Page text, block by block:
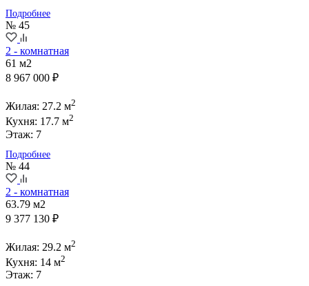
Подробнее
№ 45
2 - комнатная
61 м2
8 967 000 ₽
Жилая: 27.2 м2
Кухня: 17.7 м2
Этаж: 7
Подробнее
№ 44
2 - комнатная
63.79 м2
9 377 130 ₽
Жилая: 29.2 м2
Кухня: 14 м2
Этаж: 7